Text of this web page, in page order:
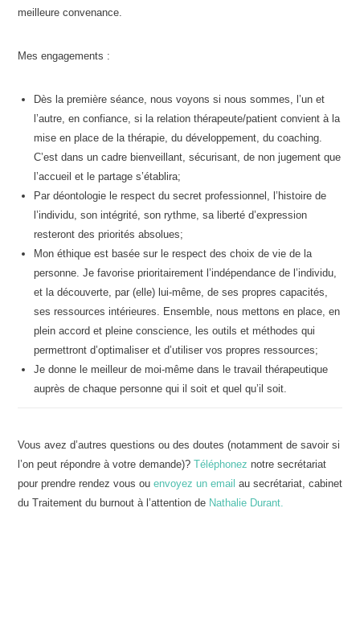
meilleure convenance.
Mes engagements :
Dès la première séance, nous voyons si nous sommes, l’un et
l’autre, en confiance, si la relation thérapeute/patient convient à la
mise en place de la thérapie, du développement, du coaching.
C’est dans un cadre bienveillant, sécurisant, de non jugement que
l’accueil et le partage s’établira;
Par déontologie le respect du secret professionnel, l’histoire de
l’individu, son intégrité, son rythme, sa liberté d’expression
resteront des priorités absolues;
Mon éthique est basée sur le respect des choix de vie de la
personne. Je favorise prioritairement l’indépendance de l’individu,
et la découverte, par (elle) lui-même, de ses propres capacités,
ses ressources intérieures. Ensemble, nous mettons en place, en
plein accord et pleine conscience, les outils et méthodes qui
permettront d’optimaliser et d’utiliser vos propres ressources;
Je donne le meilleur de moi-même dans le travail thérapeutique
auprès de chaque personne qui il soit et quel qu’il soit.
Vous avez d’autres questions ou des doutes (notamment de savoir si
l’on peut répondre à votre demande)? Téléphonez notre secrétariat
pour prendre rendez vous ou envoyez un email au secrétariat, cabinet
du Traitement du burnout à l’attention de Nathalie Durant.